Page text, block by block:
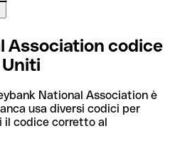
Association codice
National Association è
usa diversi codici per
codice corretto al